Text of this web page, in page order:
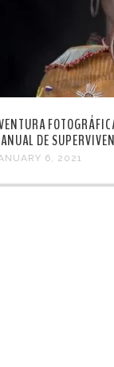
DE
6, 2021